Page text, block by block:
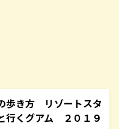
歩き方 リゾートスタ
行くグアム ２０１９